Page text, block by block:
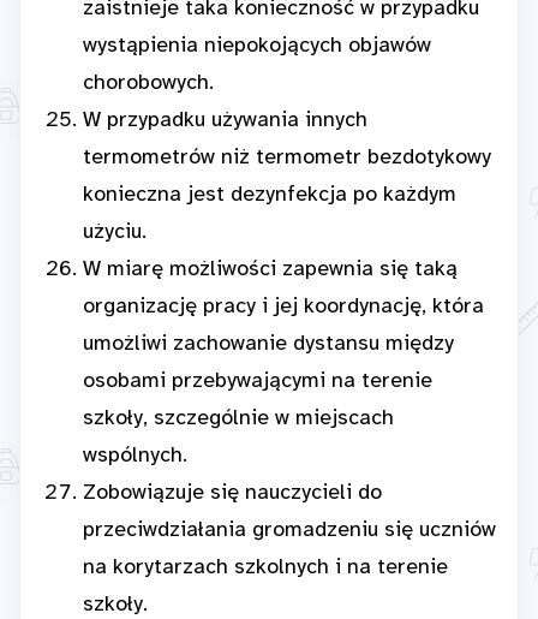
zaistnieje taka konieczność w przypadku
wystąpienia niepokojących objawów
chorobowych.
W przypadku używania innych
termometrów niż termometr bezdotykowy
konieczna jest dezynfekcja po każdym
użyciu.
W miarę możliwości zapewnia się taką
organizację pracy i jej koordynację, która
umożliwi zachowanie dystansu między
osobami przebywającymi na terenie
szkoły, szczególnie w miejscach
wspólnych.
Zobowiązuje się nauczycieli do
przeciwdziałania gromadzeniu się uczniów
na korytarzach szkolnych i na terenie
szkoły.